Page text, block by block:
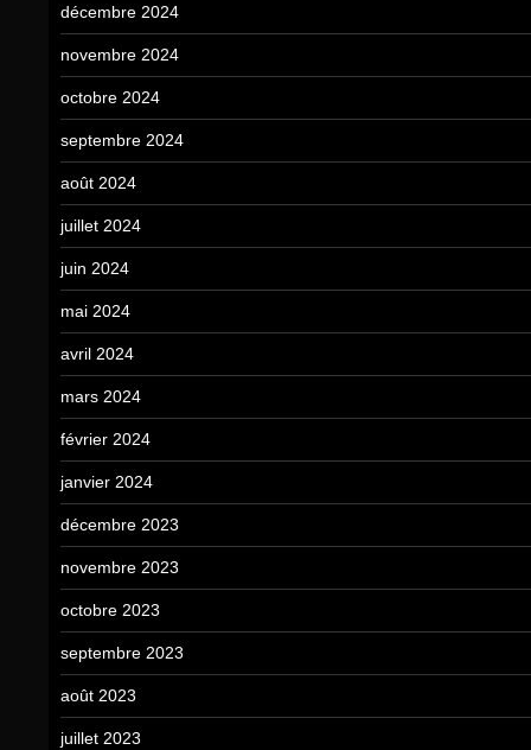
décembre 2024
novembre 2024
octobre 2024
septembre 2024
août 2024
juillet 2024
juin 2024
mai 2024
avril 2024
mars 2024
février 2024
janvier 2024
décembre 2023
novembre 2023
octobre 2023
septembre 2023
août 2023
juillet 2023